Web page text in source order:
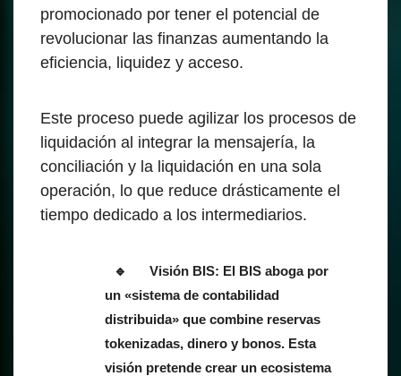
promocionado por tener el potencial de
revolucionar las finanzas aumentando la
eficiencia, liquidez y acceso.
Este proceso puede agilizar los procesos de
liquidación al integrar la mensajería, la
conciliación y la liquidación en una sola
operación, lo que reduce drásticamente el
tiempo dedicado a los intermediarios.
Visión BIS: El BIS aboga por
un «sistema de contabilidad
distribuida» que combine reservas
tokenizadas, dinero y bonos. Esta
visión pretende crear un ecosistema